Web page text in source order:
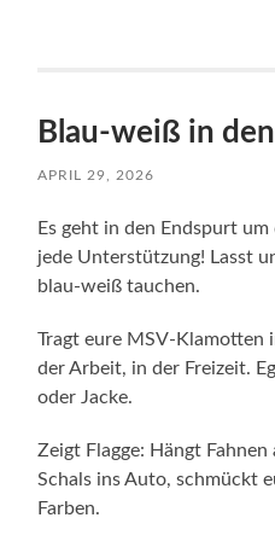
Blau-weiß in
APRIL 29, 2026
Es geht in den Endspurt
jede Unterstützung! Lasst
blau-weiß tauchen.
Tragt eure MSV-Klamotten
der Arbeit, in der Freizeit.
oder Jacke.
Zeigt Flagge: Hängt
Schals ins Auto, schmückt
Farben.